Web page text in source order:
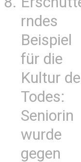
rndes
Beispiel
für die
Kultur
Todes:
Seniorin
wurde
gegen